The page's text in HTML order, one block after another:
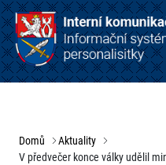
Domů
Aktuality
V předvečer konce války udělil